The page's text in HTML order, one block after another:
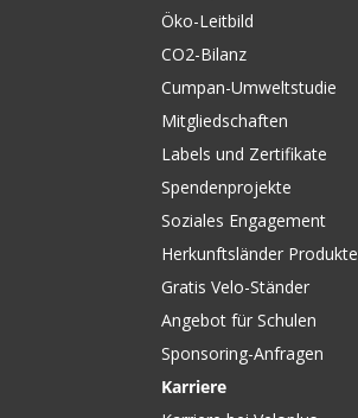
Öko-Leitbild
CO2-Bilanz
Cumpan-Umweltstudie
Mitgliedschaften
Labels und Zertifikate
Spendenprojekte
Soziales Engagement
Herkunftsländer Produkte
Gratis Velo-Ständer
Angebot für Schulen
Sponsoring-Anfragen
Karriere